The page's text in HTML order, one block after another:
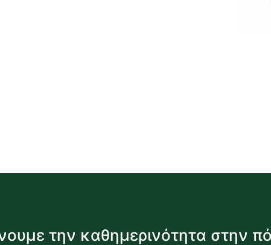
την καθημερινότητα στην